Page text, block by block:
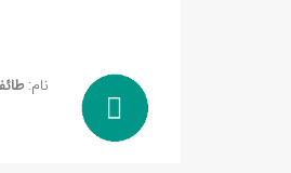
نام: